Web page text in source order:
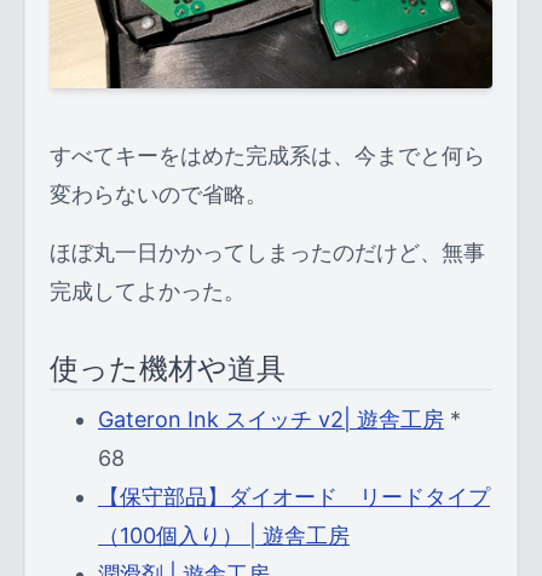
すべてキーをはめた完成系は、今までと何ら
変わらないので省略。
ほぼ丸一日かかってしまったのだけど、無事
完成してよかった。
使った機材や道具
Gateron Ink スイッチ v2| 遊舎工房 *
68
【保守部品】ダイオード リードタイプ
（100個入り） | 遊舎工房